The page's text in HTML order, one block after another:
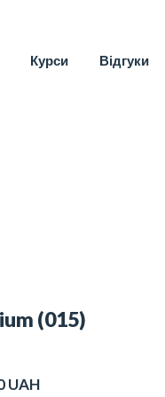
Курси Відгуки
(015)
UAH